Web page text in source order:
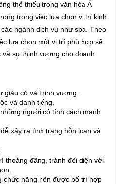
thể thiếu trong văn hóa Á
trong việc lựa chọn vị trí kinh
ngành dịch vụ như spa. Theo
lựa chọn một vị trí phù hợp sẽ
và sự thịnh vượng cho doanh
giàu có và thịnh vượng.
và danh tiếng.
người có tính cách mạnh
xảy ra tình trạng hỗn loạn và
thoáng đãng, tránh đối diện với
chức năng nên được bố trí hợp